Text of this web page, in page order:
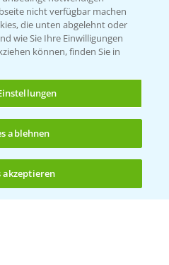
(noch 4)
entsorgen
nicht verfügbar machen
die unten abgelehnt oder
wie Sie Ihre Einwilligungen
können, finden Sie in
ablehnen
akzeptieren